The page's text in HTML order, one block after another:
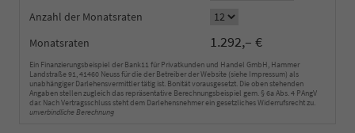
Anzahl der Monatsraten
Monatsraten
1.292,– €
Ein Finanzierungsbeispiel der Bank11 für Privatkunden und Handel GmbH, Hammer
Landstraße 91, 41460 Neuss für die der Betreiber der Website (siehe Impressum) als
unabhängiger Darlehensvermittler tätig ist. Bonität vorausgesetzt. Die oben stehenden
Angaben stellen zugleich das repräsentative Berechnungsbeispiel gem. § 6a Abs. 4 PAngV
dar. Nach Vertragsschluss steht dem Darlehensnehmer ein gesetzliches Widerrufsrecht zu.
unverbindliche Berechnung